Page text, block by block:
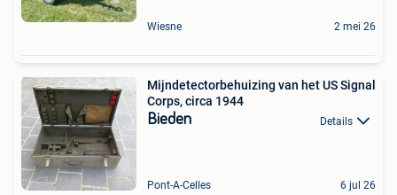
Wiesne 2 mei 26
Mijndetectorbehuizing van het US Signal
Corps, circa 1944
Bieden Details
Pont-A-Celles 6 jul 26